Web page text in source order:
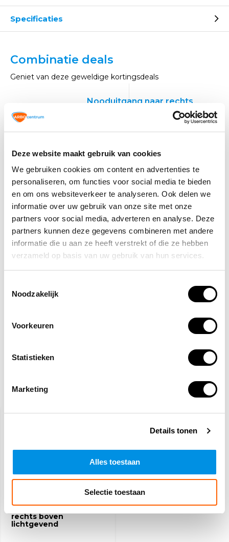
Deze website maakt gebruik van cookies
We gebruiken cookies om content en advertenties te
personaliseren, om functies voor social media te bieden
en om ons websiteverkeer te analyseren. Ook delen we
informatie over uw gebruik van onze site met onze
partners voor social media, adverteren en analyse. Deze
partners kunnen deze gegevens combineren met andere
informatie die u aan ze heeft verstrekt of die ze hebben
verzameld op basis van uw gebruik van hun services.
Noodzakelijk
Voorkeuren
Statistieken
Marketing
Details tonen
Alles toestaan
Selectie toestaan
Specificaties
Combinatie deals
Geniet van deze geweldige kortingsdeals
Nooduitgang naar rechts
boven lichtgevend pictogram
11,20
11,20
Tijdelijk uitverkocht
Recent bekeken
Nooduitgang naar
rechts boven
lichtgevend